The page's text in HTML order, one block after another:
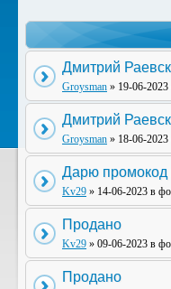
Дмитрий
Groysman » 19-06-
Дмитрий
Groysman » 18-06-
Дарю промокод
Kv29 » 14-06-2023 в
Продано
Kv29 » 09-06-2023 в
Продано